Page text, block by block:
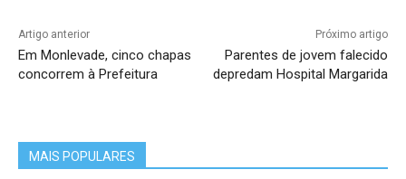
Artigo anterior
Em Monlevade, cinco chapas
concorrem à Prefeitura
Próximo artigo
Parentes de jovem falecido
depredam Hospital Margarida
MAIS POPULARES